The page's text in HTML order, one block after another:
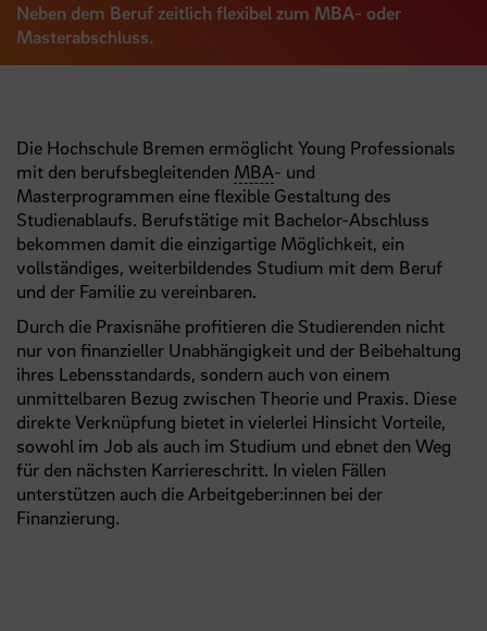
Neben dem Beruf zeitlich flexibel zum MBA- oder
Masterabschluss.
Die Hochschule Bremen ermöglicht Young Professionals
mit den berufsbegleitenden MBA- und
Masterprogrammen eine flexible Gestaltung des
Studienablaufs. Berufstätige mit Bachelor-Abschluss
bekommen damit die einzigartige Möglichkeit, ein
vollständiges, weiterbildendes Studium mit dem Beruf
und der Familie zu vereinbaren.
Durch die Praxisnähe profitieren die Studierenden nicht
nur von finanzieller Unabhängigkeit und der Beibehaltung
ihres Lebensstandards, sondern auch von einem
unmittelbaren Bezug zwischen Theorie und Praxis. Diese
direkte Verknüpfung bietet in vielerlei Hinsicht Vorteile,
sowohl im Job als auch im Studium und ebnet den Weg
für den nächsten Karriereschritt. In vielen Fällen
unterstützen auch die Arbeitgeber:innen bei der
Finanzierung.